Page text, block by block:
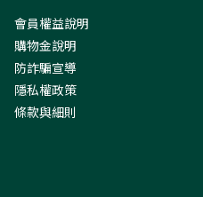
會員權益說明
購物金說明
防詐騙宣導
隱私權政策
條款與細則